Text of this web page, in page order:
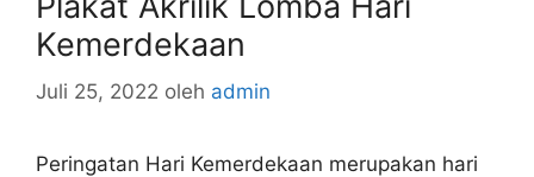
Kemerdekaan
Juli 25, 2022 oleh admin
Peringatan Hari Kemerdekaan merupakan hari